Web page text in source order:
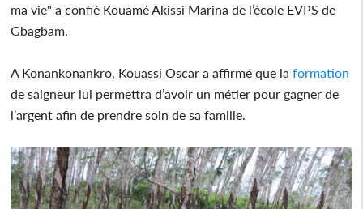
ma vie" a confié Kouamé Akissi Marina de l’école EVPS de
Gbagbam.
A Konankonankro, Kouassi Oscar a affirmé que laformation
de saigneur lui permettra d’avoir un métier pour gagner de
l’argent afin de prendre soin de sa famille.